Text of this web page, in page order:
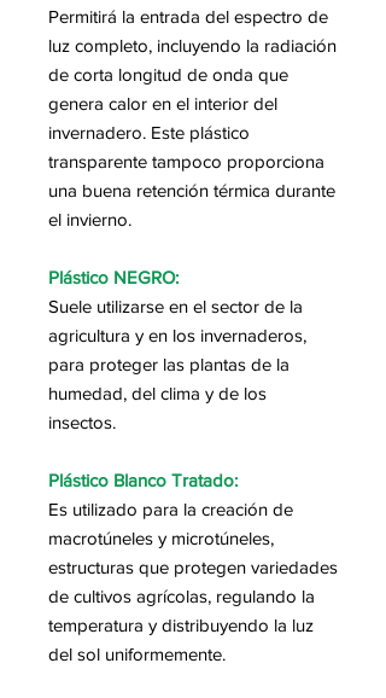
Permitirá la entrada del espectro de
luz completo, incluyendo la radiación
de corta longitud de onda que
genera calor en el interior del
invernadero. Este plástico
transparente tampoco proporciona
una buena retención térmica durante
el invierno.
Plástico NEGRO:
Suele utilizarse en el sector de la
agricultura y en los invernaderos,
para proteger las plantas de la
humedad, del clima y de los
insectos.
Plástico Blanco Tratado:
Es utilizado para la creación de
macrotúneles y microtúneles,
estructuras que protegen variedades
de cultivos agrícolas, regulando la
temperatura y distribuyendo la luz
del sol uniformemente.